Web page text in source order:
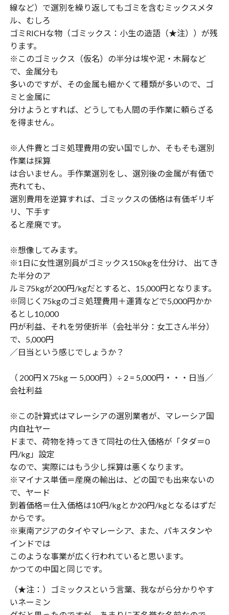
線など）で選別を繰り返してもゴミを含むミックスメタ
ル、むしろ
ゴミRICHな物（ゴミックス：小生の造語（★注））が残
ります。
※このゴミックス（仮名）の半分は埃や泥・木屑など
で、金属分も
多いのですが、その金属も細かくて種類が多いので、ゴ
ミと金属に
分けようとすれば、どうしても人間の手作業に頼らざる
を得ません。
※人件費とゴミ処理費用の安い国でしか、そもそも選別
作業は採算
は合いません。手作業選別をし、選別後の金属が有価で
売れても、
選別費用を逆算すれば、ゴミックスの価格は有価ギリギ
リ、下手す
ると産廃です。
※想像してみます。
※1日に女性選別員がゴミックス150kgを仕分け、 出てき
た半分のア
ルミ75kgが200円/kgだとすると、15,000円となります。
※同じく75kgのゴミ処理費用＋運賃などで5,000円かか
るとし10,000
円が利益、それを労使折半（会社半分：女工さん半分）
で、5,000円
／日当という感じでしょうか？
（ 200円 X 75kg ー 5,000円 ）÷ 2 = 5,000円・・・日当／
会社利益
※この計算式はマレーシアの選別業者が、マレーシア国
内自社ヤー
ドまで、荷物を持ってきて同社の仕入価格が「タダ＝0
円/kg」設定
なので、実際にはもう少し採算は悪くなります。
※マイナス単価＝産廃の輸出は、どの国でも出来ないの
で、ヤード
到着価格＝仕入価格は10円/kgとか20円/kgとなるはずだ
からです。
※東南アジアのタイやマレーシア、また、パキスタンや
インドでは
このような事業が広く行われていると思います。
かつての中国と同じです。
（★注：）ゴミックスという言葉、我ながら分かりやす
いネーミン